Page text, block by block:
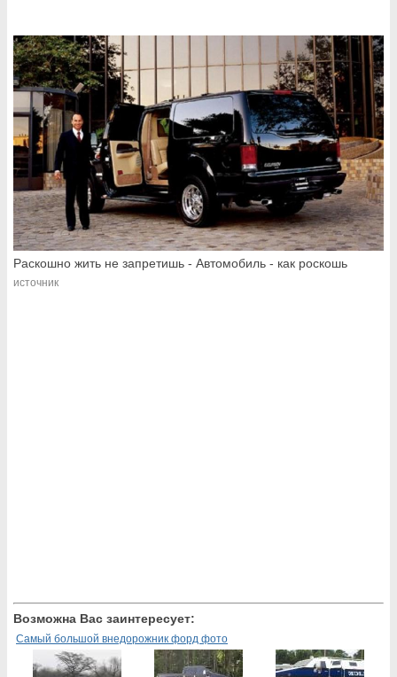
Раскошно жить не запретишь - Автомобиль - как роскошь
источник
Возможна Вас заинтересует:
Самый большой внедорожник форд фото